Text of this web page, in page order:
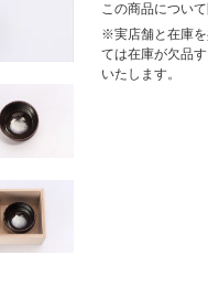
この商品につい
※実店舗と在庫を
ては在庫が欠品
いたします。